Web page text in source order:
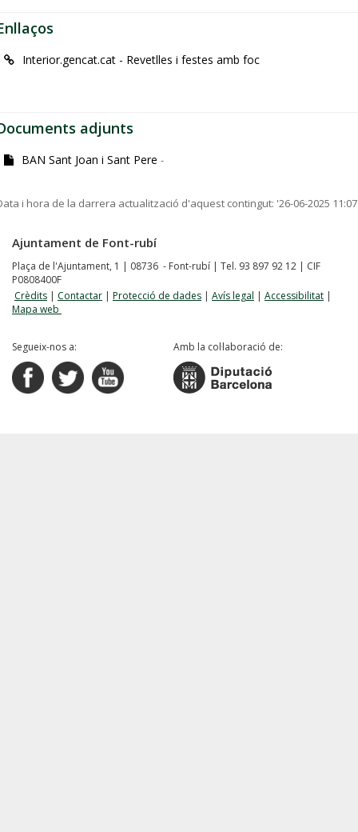
Interior.gencat.cat - Revetlles i festes amb foc
adjunts
BAN Sant Joan i Sant Pere -
i hora de la darrera actualització d'aquest contingut: '26-06-2025 11:07
Ajuntament de Font-rubí
Plaça de l'Ajuntament, 1 | 08736 - Font-rubí | Tel. 93 897 92 12 | CIF
P0808400F
Crèdits | Contactar | Protecció de dades | Avís legal | Accessibilitat |
Mapa web
Segueix-nos a: Amb la col·laboració de: